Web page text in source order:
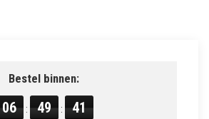
Bestel binnen:
06 : 49 : 40